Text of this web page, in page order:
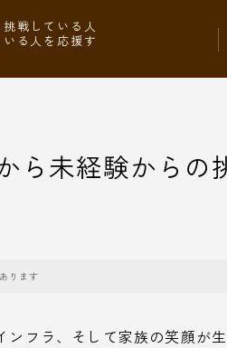
戦している人
る人を応援す
ら未経験からの
ります
フラ、そして家族の笑顔が